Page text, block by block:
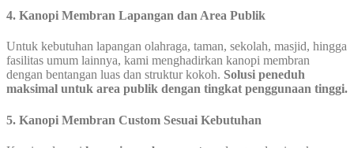
4. Kanopi Membran Lapangan dan Area Publik
Untuk kebutuhan lapangan olahraga, taman, sekolah, masjid, hingga
fasilitas umum lainnya, kami menghadirkan kanopi membran
dengan bentangan luas dan struktur kokoh. Solusi peneduh
maksimal untuk area publik dengan tingkat penggunaan tinggi.
5. Kanopi Membran Custom Sesuai Kebutuhan